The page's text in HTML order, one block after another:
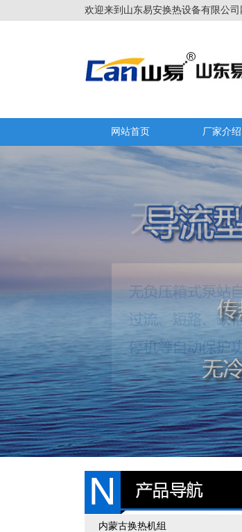
欢迎来到山东易安换热设备有限公
网站首页 厂家介绍
内蒙古换热机组